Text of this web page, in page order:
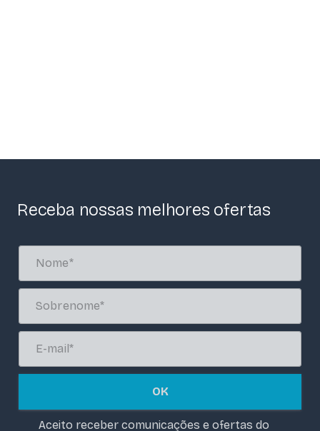
Receba nossas melhores ofertas
OK
Aceito receber comunicações e ofertas do